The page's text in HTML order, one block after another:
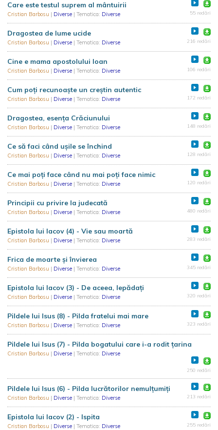
Care este testul suprem al mântuirii
Cristian Barbosu | Diverse | Tematica: Diverse 55 redări
Dragostea de lume ucide
Cristian Barbosu | Diverse | Tematica: Diverse 216 redări
Cine e mama apostolului Ioan
Cristian Barbosu | Diverse | Tematica: Diverse 106 redări
Cum poți recunoaște un creștin autentic
Cristian Barbosu | Diverse | Tematica: Diverse 172 redări
Dragostea, esența Crăciunului
Cristian Barbosu | Diverse | Tematica: Diverse 148 redări
Ce să faci când ușile se închind
Cristian Barbosu | Diverse | Tematica: Diverse 128 redări
Ce mai poți face când nu mai poți face nimic
Cristian Barbosu | Diverse | Tematica: Diverse 120 redări
Principii cu privire la judecată
Cristian Barbosu | Diverse | Tematica: Diverse 480 redări
Epistola lui Iacov (4) - Vie sau moartă
Cristian Barbosu | Diverse | Tematica: Diverse 283 redări
Frica de moarte și învierea
Cristian Barbosu | Diverse | Tematica: Diverse 345 redări
Epistola lui Iacov (3) - De aceea, lepădați
Cristian Barbosu | Diverse | Tematica: Diverse 320 redări
Pildele lui Isus (8) - Pilda fratelui mai mare
Cristian Barbosu | Diverse | Tematica: Diverse 323 redări
Pildele lui Isus (7) - Pilda bogatului care i-a rodit țarina
Cristian Barbosu | Diverse | Tematica: Diverse
250 redări
Pildele lui Isus (6) - Pilda lucrătorilor nemulțumiți
Cristian Barbosu | Diverse | Tematica: Diverse 213 redări
Epistola lui Iacov (2) - Ispita
Cristian Barbosu | Diverse | Tematica: Diverse 255 redări